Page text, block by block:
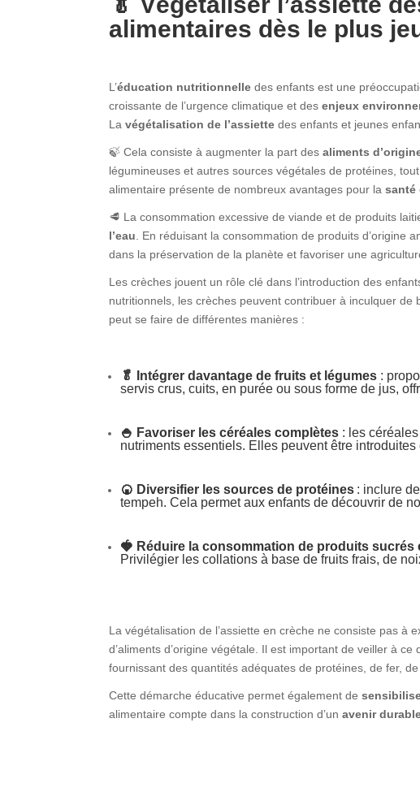
alimentaires dès le plus
L’éducation nutritionnelle des enfants est une
croissante de l’urgence climatique et desenjeux
Lavégétalisation de l’assiette des enfants et jeunes
🍃 Cela consiste à augmenter la part desaliments
légumineuses et autres sources végétales de protéines,
alimentaire présente de nombreux avantages pour lasanté
🥩 La consommation excessive de viande et de produits
l’eau . En réduisant la consommation de produits
dans la préservation de la planète et favoriser une
Les crèches jouent un rôle clé dans l’introduction des
nutritionnels, les crèches peuvent contribuer à inculquer
peut se faire de différentes manières :
🥬 Intégrer davantage de fruits et légumes :
servis crus, cuits, en purée ou sous forme de jus,
🍚 Favoriser les céréales complètes : les
nutriments essentiels. Elles peuvent être
🍘 Diversifier les sources de protéines : inclure
tempeh. Cela permet aux enfants de découvrir de
🍓 Réduire la consommation de produits sucrés
Privilégier les collations à base de fruits frais, de
La végétalisation de l’assiette en crèche ne consiste pas à
d’aliments d’origine végétale. Il est important de veiller à
fournissant des quantités adéquates de protéines, de fer,
Cette démarche éducative permet également de
alimentaire compte dans la construction d’unavenir